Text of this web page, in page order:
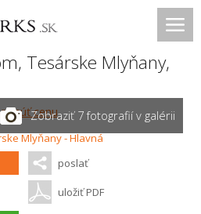
Tesárske Mlyňany,
cenu
Zobraziť 7 fotografií v galérii
poslať
uložiť PDF